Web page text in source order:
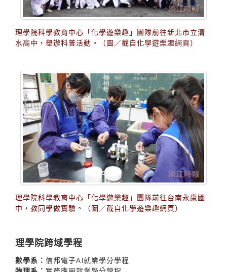
理學院科學教育中心「化學遊樂趣」團隊前往新北市立清
水高中，舉辦科普活動。（圖／截自化學遊樂趣網頁）
理學院科學教育中心「化學遊樂趣」團隊前往台南永康國
中，教同學做實驗。（圖／截自化學遊樂趣網頁）
理學院跨域學程
數學系： 信邦電子AI就業學分學程